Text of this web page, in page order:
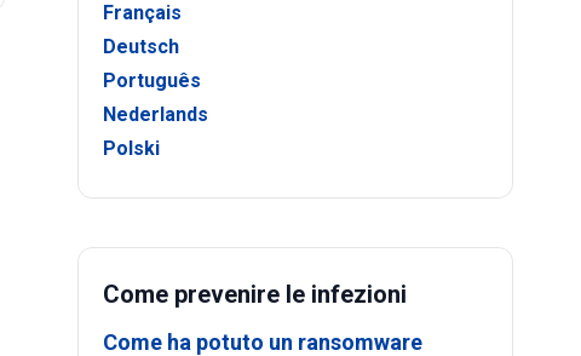
Français
Deutsch
Português
Nederlands
Polski
Come prevenire le infezioni
Come ha potuto un ransomware